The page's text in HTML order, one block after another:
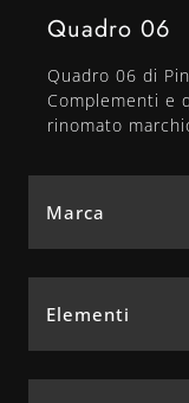
Marca
Elementi
Quadro 06
Quadro 06 di
Complementi e
rinomato